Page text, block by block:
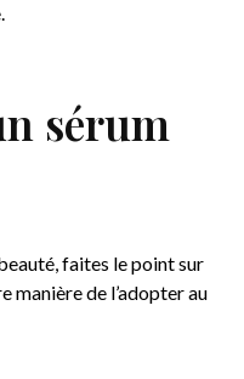
sérum
faites le point sur
manière de l’adopter au